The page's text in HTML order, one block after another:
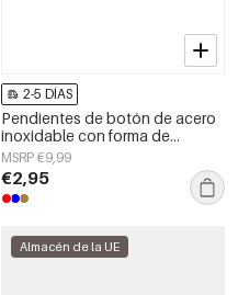
2-5 DÍAS
Pendientes de botón de acero
inoxidable con forma de
corazón, sencillos, de la serie
Daily Simple, joyería para mujer.
MSRP €9,99
€2,95
Almacén de la UE